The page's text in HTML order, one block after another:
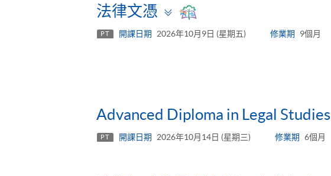
法律文憑
Toggle
panel
PT 開課日期 2026年10月9日 (星期五) 修業期 9個月
Advanced Diploma in Legal Studies
PT 開課日期 2026年10月14日 (星期三) 修業期 6個月